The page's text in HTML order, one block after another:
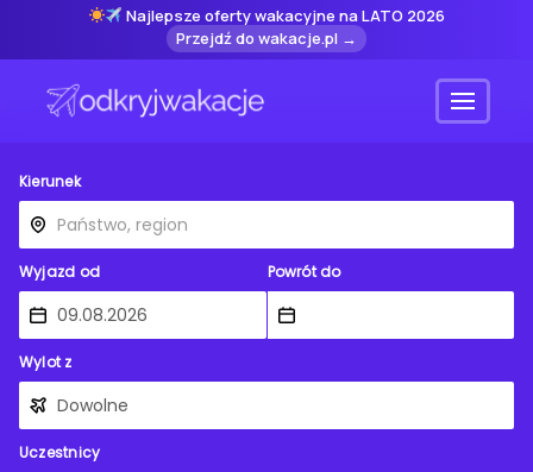
Najlepsze oferty wakacyjne na LATO 2026
Przejdź do wakacje.pl →
Menu
Kierunek
Wyjazd od Powrót do
Wylot z
Uczestnicy